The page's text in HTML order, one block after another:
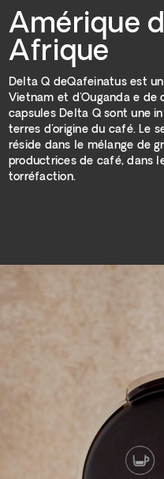
Amérique
Afrique
Delta Q deQafeinatus est
Vietnam et d'Ouganda e de
capsules Delta Q sont une
terres d'origine du café. Le
réside dans le mélange de
productrices de café, dans
torréfaction.